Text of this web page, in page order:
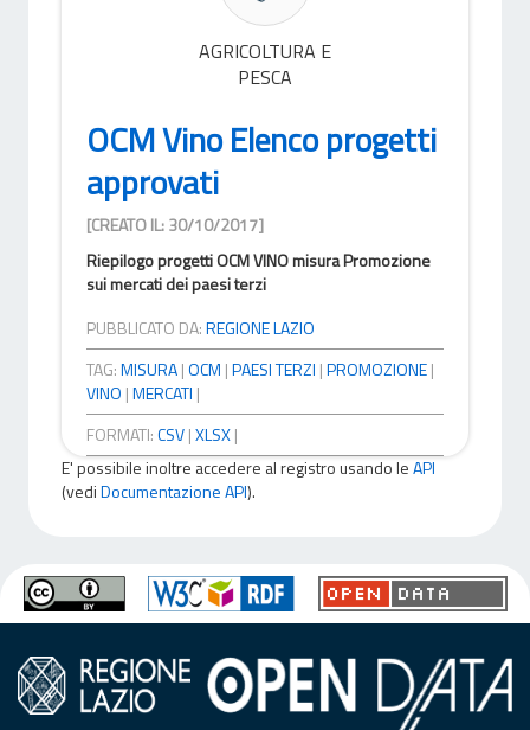
AGRICOLTURA E
PESCA
OCM Vino Elenco progetti
approvati
[CREATO IL: 30/10/2017]
Riepilogo progetti OCM VINO misura Promozione
sui mercati dei paesi terzi
PUBBLICATO DA:REGIONE LAZIO
TAG:MISURA|OCM |PAESI TERZI |PROMOZIONE|
VINO |MERCATI |
FORMATI:CSV|XLSX|
E' possibile inoltre accedere al registro usando leAPI
(vediDocumentazione API).